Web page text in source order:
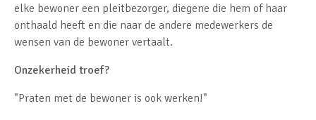
elke bewoner een pleitbezorger, diegene die hem of haar
onthaald heeft en die naar de andere medewerkers de
wensen van de bewoner vertaalt.
Onzekerheid troef?
"Praten met de bewoner is ook werken!"